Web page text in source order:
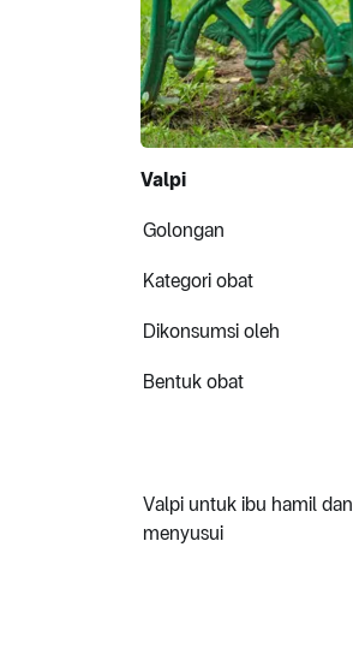
Valpi
Golongan
Kategori obat
Dikonsumsi oleh
Bentuk obat
Valpi untuk ibu hamil dan
menyusui